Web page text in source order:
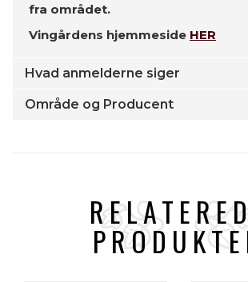
fra området.
Vingårdens hjemmeside HER
Hvad anmelderne siger
Område og Producent